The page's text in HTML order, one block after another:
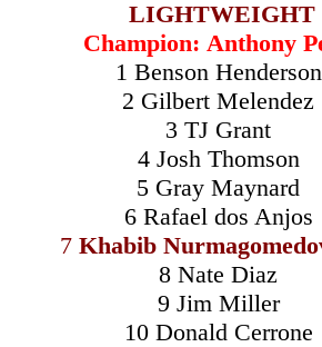
LIGHTWEIGHT
Champion: Anthony
1 Benson
2 Gilbert Melendez
3 TJ Grant
4 Josh Thomson
5 Gray Maynard
6 Rafael dos Anjos
7 Khabib
8 Nate Diaz
9 Jim Miller
10 Donald Cerrone